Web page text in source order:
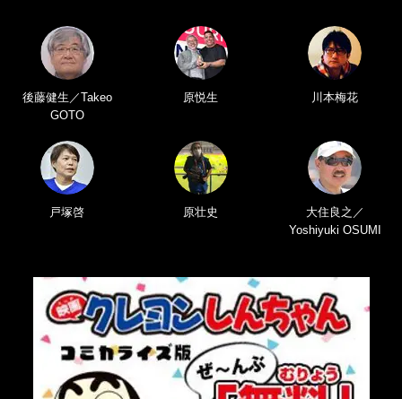
後藤健生／Takeo
GOTO
原悦生 川本梅花
戸塚啓 原壮史
大住良之／
Yoshiyuki OSUMI